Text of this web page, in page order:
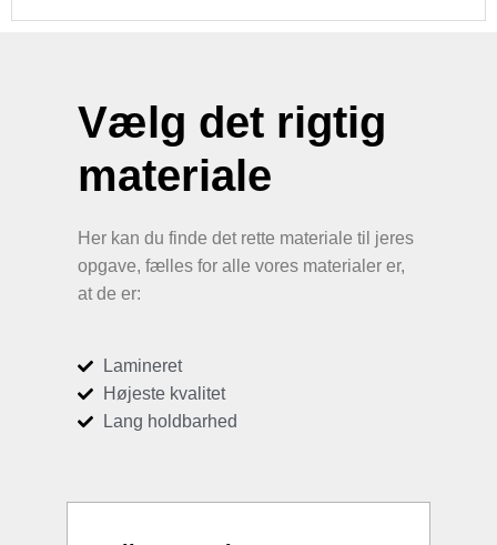
Vælg det rigtig
materiale
Her kan du finde det rette materiale til jeres
opgave, fælles for alle vores materialer er,
at de er:
Lamineret
Højeste kvalitet
Lang holdbarhed